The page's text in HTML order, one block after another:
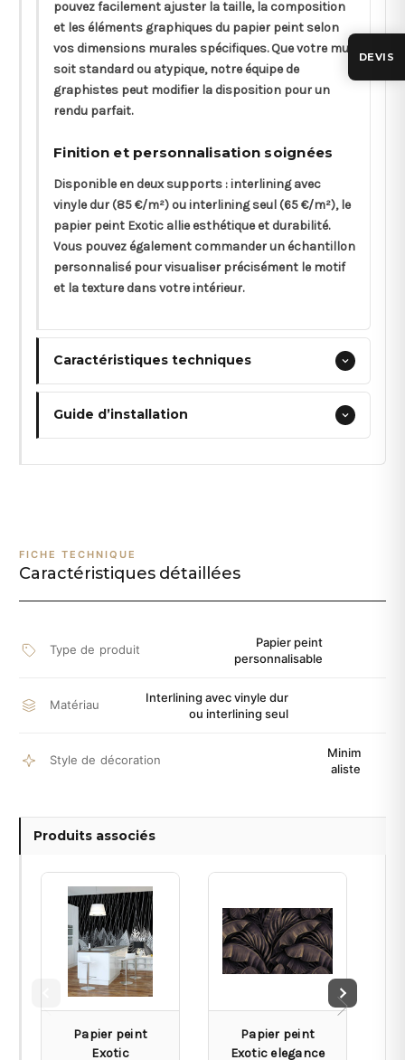
pouvez facilement ajuster la taille, la composition
et les éléments graphiques du papier peint selon
vos dimensions murales spécifiques. Que votre mur
soit standard ou atypique, notre équipe de
graphistes peut modifier la disposition pour un
rendu parfait.
Finition et personnalisation soignées
Disponible en deux supports : interlining avec
vinyle dur (85 €/m²) ou interlining seul (65 €/m²), le
papier peint Exotic allie esthétique et durabilité.
Vous pouvez également commander un échantillon
personnalisé pour visualiser précisément le motif
et la texture dans votre intérieur.
Caractéristiques techniques
Guide d’installation
FICHE TECHNIQUE
Caractéristiques détaillées
Type de produit
Papier peint
personnalisable
Matériau
Interlining avec vinyle dur
ou interlining seul
Style de décoration
Minim
aliste
Produits associés
Papier peint
Exotic
Papier peint
Exotic elegance
DEVIS